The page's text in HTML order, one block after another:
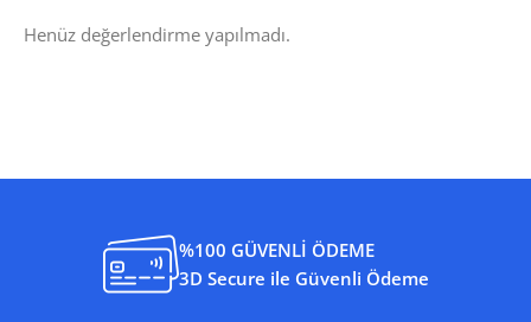
Henüz değerlendirme yapılmadı.
%100 GÜVENLİ ÖDEME
3D Secure ile Güvenli Ödeme